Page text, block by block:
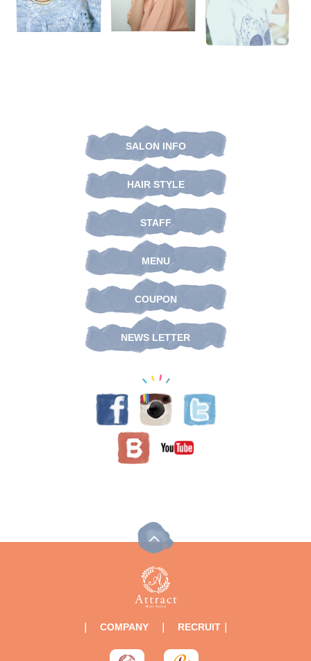
SALON INFO
HAIR STYLE
STAFF
MENU
COUPON
NEWS LETTER
COMPANY RECRUIT